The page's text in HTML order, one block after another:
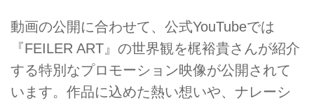
動画の公開に合わせて、公式YouTubeでは
『FEILER ART』の世界観を梶裕貴さんが紹介
する特別なプロモーション映像が公開されて
います。作品に込めた熱い想いや、ナレーシ